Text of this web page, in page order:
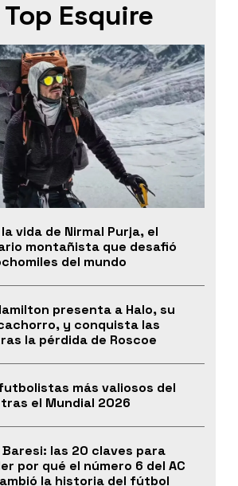
Top Esquire
vida de Nirmal Purja, el
montañista que desafió
del mundo
presenta a Halo, su
y conquista las
la pérdida de Roscoe
más valiosos del
el Mundial 2026
las 20 claves para
por qué el número 6 del AC
la historia del fútbol